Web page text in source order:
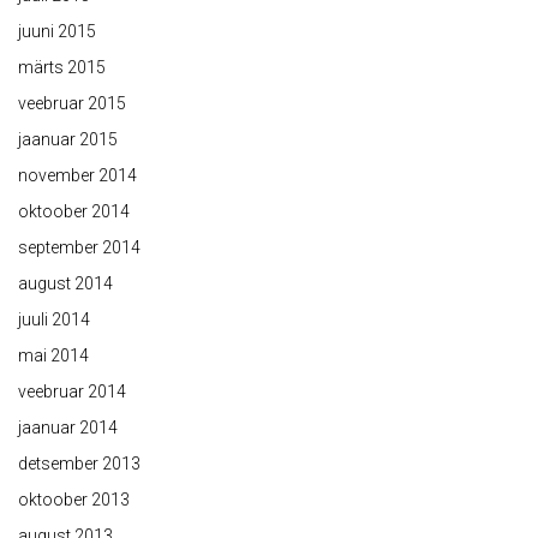
juuni 2015
märts 2015
veebruar 2015
jaanuar 2015
november 2014
oktoober 2014
september 2014
august 2014
juuli 2014
mai 2014
veebruar 2014
jaanuar 2014
detsember 2013
oktoober 2013